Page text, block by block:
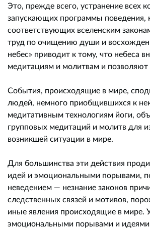
Это, прежде всего, устранение всех
запускающих программы поведения,
соответствующих вселенским
труд по очищению души и
небес» приводит к тому, что небеса
медитациям и молитвам и позволяют
События, происходящие в мире,
людей, немного приобщившихся к
медитативным технологиям йоги,
групповых медитаций и молитв для
возникшей ситуации в мире.
Для большинства эти действия
идей и эмоциональными порывами,
неведением — незнание законов
следственных связей и мотивов,
иные явления происходящие в мире.
эмоциональными порывами и